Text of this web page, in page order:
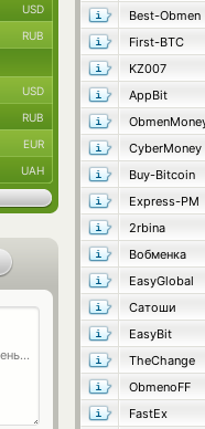
Best-Obmen
First-BTC
KZ007
AppBit
CyberMoney
Buy-Bitcoin
Express-PM
2rbina
Вобменка
EasyGlobal
Сатоши
EasyBit
TheChange
ObmenoFF
FastEx
USD
RUB
USD
RUB
EUR
UAH